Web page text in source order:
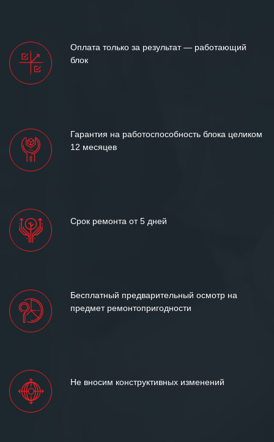
Оплата только за результат — работающий
блок
Гарантия на работоспособность блока целиком
12 месяцев
Срок ремонта от 5 дней
Бесплатный предварительный осмотр на
предмет ремонтопригодности
Не вносим конструктивных изменений